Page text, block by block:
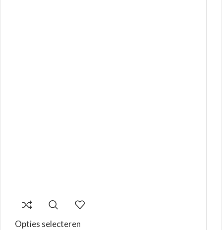
Opties selecteren